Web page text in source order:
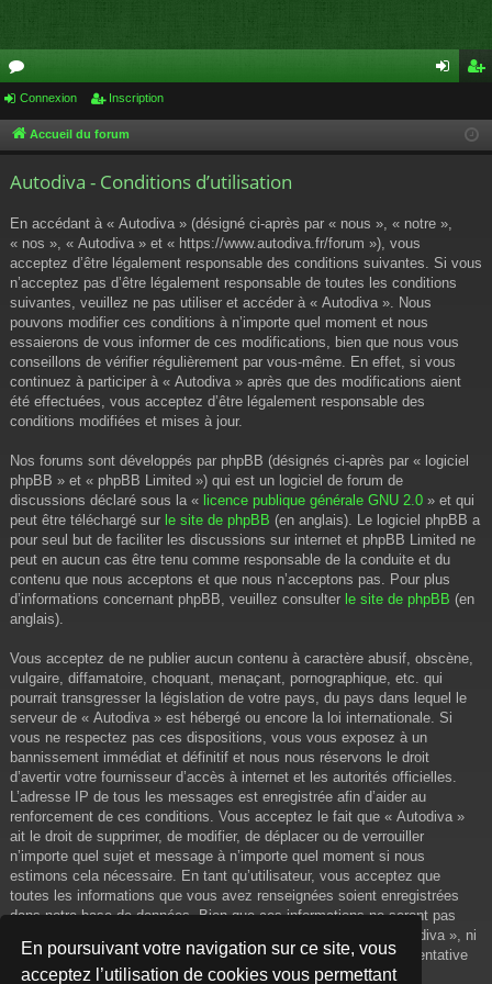
En poursuivant votre navigation sur ce site, vous
acceptez l’utilisation de cookies vous permettant
or
u cri
Connexion Inscription
Accueil du forum
Autodiva - Conditions d’utilisation
En accédant à « Autodiva » (désigné ci-après par « nous », « notre »,
« nos », « Autodiva » et « https://www.autodiva.fr/forum »), vous
acceptez d’être légalement responsable des conditions suivantes. Si vous
n’acceptez pas d’être légalement responsable de toutes les conditions
suivantes, veuillez ne pas utiliser et accéder à « Autodiva ». Nous
pouvons modifier ces conditions à n’importe quel moment et nous
essaierons de vous informer de ces modifications, bien que nous vous
conseillons de vérifier régulièrement par vous-même. En effet, si vous
continuez à participer à « Autodiva » après que des modifications aient
été effectuées, vous acceptez d’être légalement responsable des
conditions modifiées et mises à jour.
Nos forums sont développés par phpBB (désignés ci-après par « logiciel
phpBB » et « phpBB Limited ») qui est un logiciel de forum de
discussions déclaré sous la « licence publique générale GNU 2.0 » et qui
peut être téléchargé sur le site de phpBB (en anglais). Le logiciel phpBB a
pour seul but de faciliter les discussions sur internet et phpBB Limited ne
peut en aucun cas être tenu comme responsable de la conduite et du
contenu que nous acceptons et que nous n’acceptons pas. Pour plus
d’informations concernant phpBB, veuillez consulter le site de phpBB (en
anglais).
Vous acceptez de ne publier aucun contenu à caractère abusif, obscène,
vulgaire, diffamatoire, choquant, menaçant, pornographique, etc. qui
pourrait transgresser la législation de votre pays, du pays dans lequel le
serveur de « Autodiva » est hébergé ou encore la loi internationale. Si
vous ne respectez pas ces dispositions, vous vous exposez à un
bannissement immédiat et définitif et nous nous réservons le droit
d’avertir votre fournisseur d’accès à internet et les autorités officielles.
L’adresse IP de tous les messages est enregistrée afin d’aider au
renforcement de ces conditions. Vous acceptez le fait que « Autodiva »
ait le droit de supprimer, de modifier, de déplacer ou de verrouiller
n’importe quel sujet et message à n’importe quel moment si nous
estimons cela nécessaire. En tant qu’utilisateur, vous acceptez que
toutes les informations que vous avez renseignées soient enregistrées
dans notre base de données. Bien que ces informations ne seront pas
diffusées à une tierce partie sans votre consentement, ni « Autodiva », ni
phpBB, ne pourront être tenus comme responsables en cas de tentative
de piratage informatique visant à compromettre vos données.